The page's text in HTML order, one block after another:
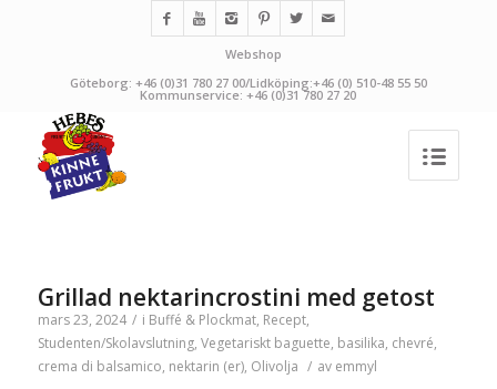
Webshop
Göteborg: +46 (0)31 780 27 00/Lidköping:+46 (0) 510-48 55 50
Kommunservice: +46 (0)31 780 27 20
Grillad nektarincrostini med getost
mars 23, 2024 / i Buffé & Plockmat, Recept,
Studenten/Skolavslutning, Vegetariskt baguette, basilika, chevré,
crema di balsamico, nektarin (er), Olivolja / av emmyl